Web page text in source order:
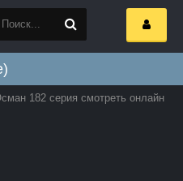
182 серия смотреть онлайн